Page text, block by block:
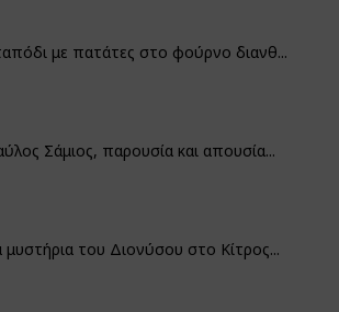
με πατάτες στο φούρνο διανθ...
Σάμιος, παρουσία και απουσία...
μυστήρια του Διονύσου στο Κίτρος...